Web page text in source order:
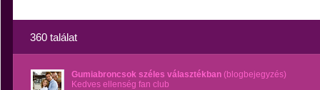
360 találat
Gumiabroncsok széles választékban (blogbejegyzés)
Kedves ellenség fan club